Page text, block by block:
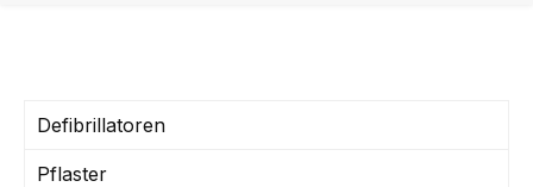
Defibrillatoren
Pflaster